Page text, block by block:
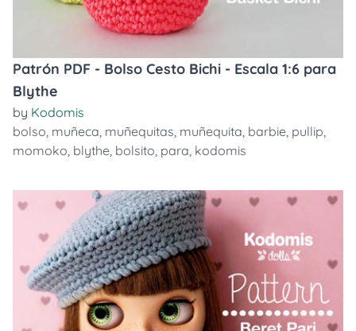
Patrón PDF - Bolso Cesto Bichi - Escala 1:6 para
Blythe
by Kodomis
bolso, muñeca, muñequitas, muñequita, barbie, pullip,
momoko, blythe, bolsito, para, kodomis